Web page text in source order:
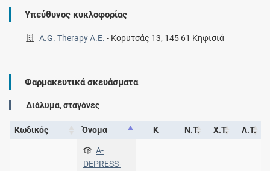
Υπεύθυνος κυκλοφορίας
A.G. Therapy Α.Ε. - Κορυτσάς 13, 145 61 Κηφισιά
Φαρμακευτικά σκευάσματα
Διάλυμα, σταγόνες
Κωδικός Όνομα Κ Ν.Τ. Χ.Τ. Λ.Τ.
A-
DEPRESS-